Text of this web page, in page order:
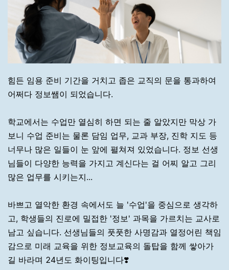
힘든 임용 준비 기간을 거치고 좁은 교직의 문을 통과하여
어쩌다 정보쌤이 되었습니다.
학교에서는 수업만 열심히 하면 되는 줄 알았지만 막상 가
보니 수업 준비는 물론 담임 업무, 교과 부장, 진학 지도 등
너무나 많은 일들이 눈 앞에 펼쳐져 있었습니다. 정보 선생
님들이 다양한 능력을 가지고 계신다는 걸 어찌 알고 그리
많은 업무를 시키는지...
바쁘고 열악한 환경 속에서도 늘 '수업'을 중심으로 생각하
고, 학생들의 진로에 밀접한 '정보' 과목을 가르치는 교사로
남고 싶습니다. 선생님들의 풋풋한 사명감과 열정어린 책임
감으로 미래 교육을 위한 정보교육의 돌탑을 함께 쌓아가
길 바라며 24년도 화이팅입니다❣️